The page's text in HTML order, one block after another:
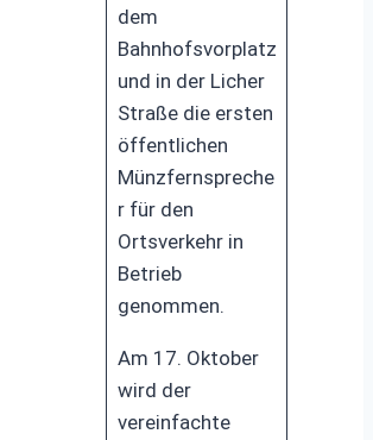
dem
Bahnhofsvorplatz
und in der Licher
Straße die ersten
öffentlichen
Münzfernspreche
r für den
Ortsverkehr in
Betrieb
genommen.
Am 17. Oktober
wird der
vereinfachte